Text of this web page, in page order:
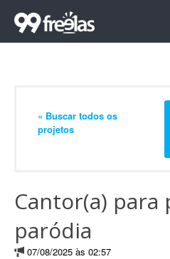
« Buscar todos os
projetos
Cantor(a)
paródia
07/08/2025 às 02:57